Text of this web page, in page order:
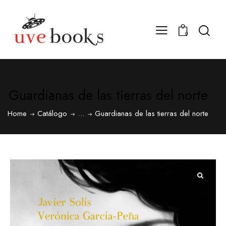
0
Home Catálogo ... Guardianas de las tierras del norte